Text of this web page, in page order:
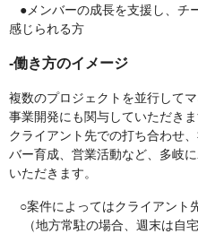
●メンバーの成長を支援し、チ
感じられる方
-働き方のイメージ
複数のプロジェクトを並行して
事業開発にも関与していただきま
クライアント先での打ち合わせ
バー育成、営業活動など、多岐
いただきます。
○案件によってはクライアント
（地方常駐の場合、週末は自宅